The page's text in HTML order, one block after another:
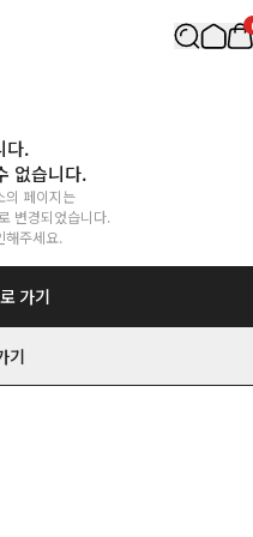
다.
없습니다.
의 페이지는
변경되었습니다.
해주세요.
가기
기